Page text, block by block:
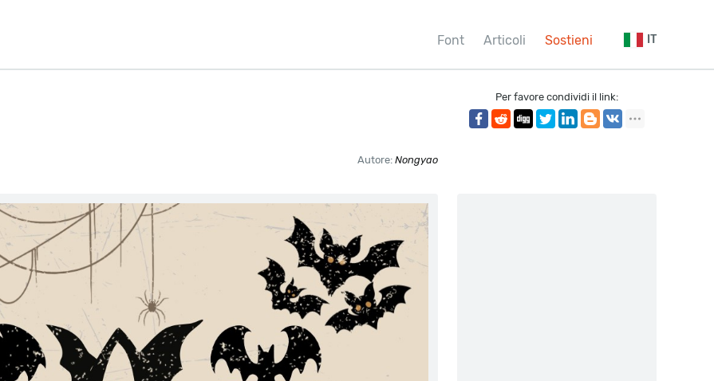
Font Articoli Sostieni IT
Autore: Nongyao
Per favore condividi il link: